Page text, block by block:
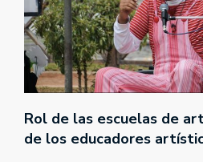
Rol de las escuelas de
de los educadores